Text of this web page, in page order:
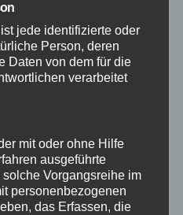
jede identifizierte oder
Person, deren
Daten von dem für die
verarbeitet
mit oder ohne Hilfe
ausgeführte
Vorgangsreihe im
personenbezogenen
das Erfassen, die